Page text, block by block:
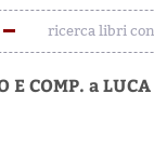
ricerca libri
E COMP. a